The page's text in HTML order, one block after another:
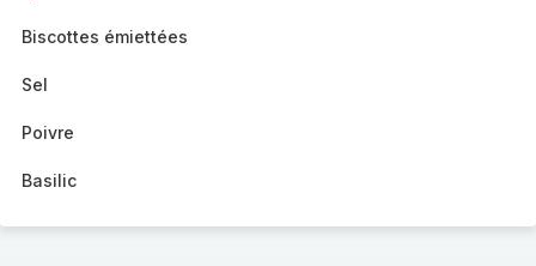
Biscottes émiettées
Sel
Poivre
Basilic